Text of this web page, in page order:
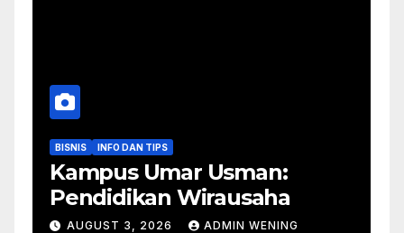
BISNIS INFO DAN TIPS
Kampus Umar Usman:
Pendidikan Wirausaha
AUGUST 3, 2026 ADMIN WENING